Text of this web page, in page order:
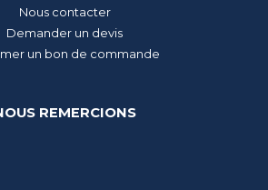
Nous contacter
Demander un devis
un bon de commande
REMERCIONS